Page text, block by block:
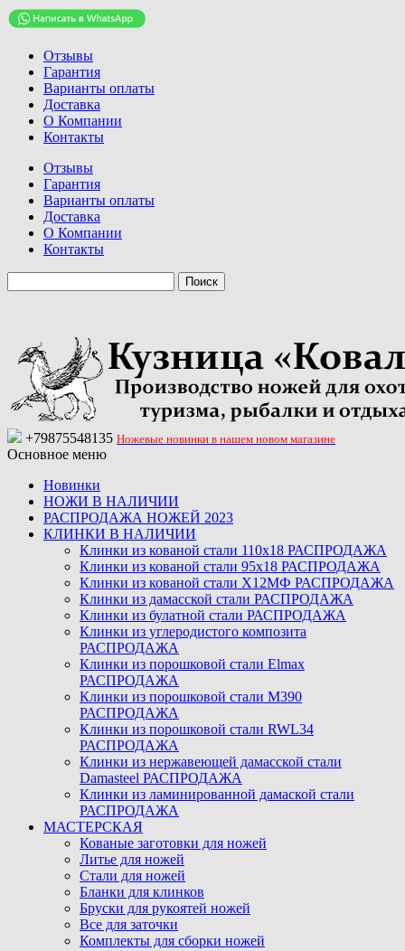
Отзывы
Гарантия
Варианты оплаты
Доставка
О Компании
Контакты
Отзывы
Гарантия
Варианты оплаты
Доставка
О Компании
Контакты
+79875548135 Ножевые новинки в нашем новом магазине
Основное меню
Новинки
НОЖИ В НАЛИЧИИ
РАСПРОДАЖА НОЖЕЙ 2023
КЛИНКИ В НАЛИЧИИ
Клинки из кованой стали 110х18 РАСПРОДАЖА
Клинки из кованой стали 95х18 РАСПРОДАЖА
Клинки из кованой стали Х12МФ РАСПРОДАЖА
Клинки из дамасской стали РАСПРОДАЖА
Клинки из булатной стали РАСПРОДАЖА
Клинки из углеродистого композита
РАСПРОДАЖА
Клинки из порошковой стали Elmax
РАСПРОДАЖА
Клинки из порошковой стали M390
РАСПРОДАЖА
Клинки из порошковой стали RWL34
РАСПРОДАЖА
Клинки из нержавеющей дамасской стали
Damasteel РАСПРОДАЖА
Клинки из ламинированной дамаской стали
РАСПРОДАЖА
МАСТЕРСКАЯ
Кованые заготовки для ножей
Литье для ножей
Стали для ножей
Бланки для клинков
Бруски для рукоятей ножей
Все для заточки
Комплекты для сборки ножей